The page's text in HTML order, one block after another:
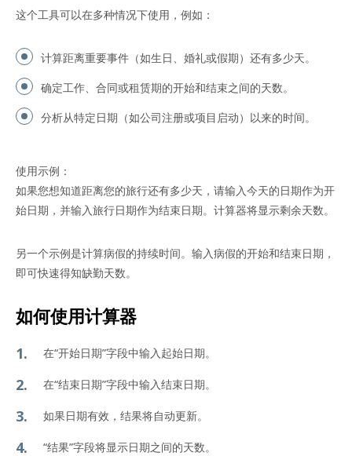
这个工具可以在多种情况下使用，例如：
计算距离重要事件（如生日、婚礼或假期）还有多少天。
确定工作、合同或租赁期的开始和结束之间的天数。
分析从特定日期（如公司注册或项目启动）以来的时间。
使用示例：
如果您想知道距离您的旅行还有多少天，请输入今天的日期作为开
始日期，并输入旅行日期作为结束日期。计算器将显示剩余天数。
另一个示例是计算病假的持续时间。输入病假的开始和结束日期，
即可快速得知缺勤天数。
如何使用计算器
在“开始日期”字段中输入起始日期。
在“结束日期”字段中输入结束日期。
如果日期有效，结果将自动更新。
“结果”字段将显示日期之间的天数。